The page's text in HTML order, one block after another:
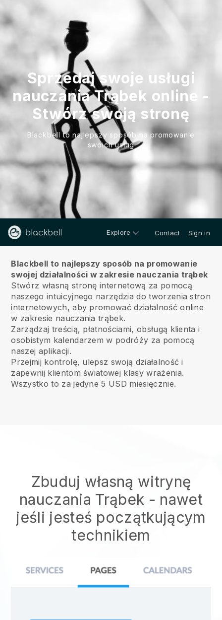
Sprzedaj swoje usługi
nauczania Trąbek online -
Stwórz swoją stronę
Blackbell to najlepszy sposób na promowanie
swoich usług
Explore Contact Sign in
Blackbell to najlepszy sposób na promowanie
swojej działalności w zakresie nauczania trąbek
Stwórz własną stronę internetową za pomocą
naszego intuicyjnego narzędzia do tworzenia stron
internetowych, aby promować działalność online
w zakresie nauczania trąbek.
Zarządzaj treścią, płatnościami, obsługą klienta i
osobistym kalendarzem w podróży za pomocą
naszej aplikacji.
Przejmij kontrolę, ulepsz swoją działalność i
zapewnij klientom światowej klasy wrażenia.
Wszystko to za jedyne 5 USD miesięcznie.
Zbuduj własną witrynę
nauczania Trąbek - nawet
jeśli jesteś początkującym
technikiem